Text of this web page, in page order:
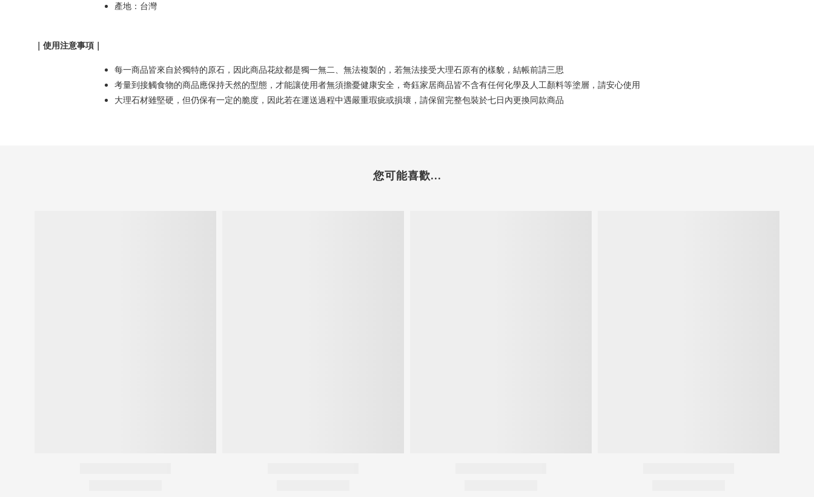
產地：台灣
｜使用注意事項｜
每一商品皆來自於獨特的原石，因此商品花紋都是獨一無二、無法複製的，若無法接受大理石原有的樣貌，結帳前請三思
考量到接觸食物的商品應保持天然的型態，才能讓使用者無須擔憂健康安全，奇鈺家居商品皆不含有任何化學及人工顏料等塗層，請安心使用
大理石材雖堅硬，但仍保有一定的脆度，因此若在運送過程中遇嚴重瑕疵或損壞，請保留完整包裝於七日內更換同款商品
您可能喜歡...